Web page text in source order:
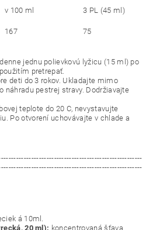
v 100 ml 3 PL (45 ml)
167 75
jednu polievkovú lyžicu (15 ml) po
pretrepať.
deti do 3 rokov. Ukladajte mimo
náhradu pestrej stravy. Dodržiavajte
teplote do 20 C, nevystavujte
Po otvorení uchovávajte v chlade a
á 10ml.
20 ml): koncentrovaná šťava